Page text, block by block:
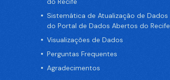
Sistemática de Atualização de Dados
do Portal de Dados Abertos do Recife
Visualizações de Dados
Perguntas Frequentes
Agradecimentos